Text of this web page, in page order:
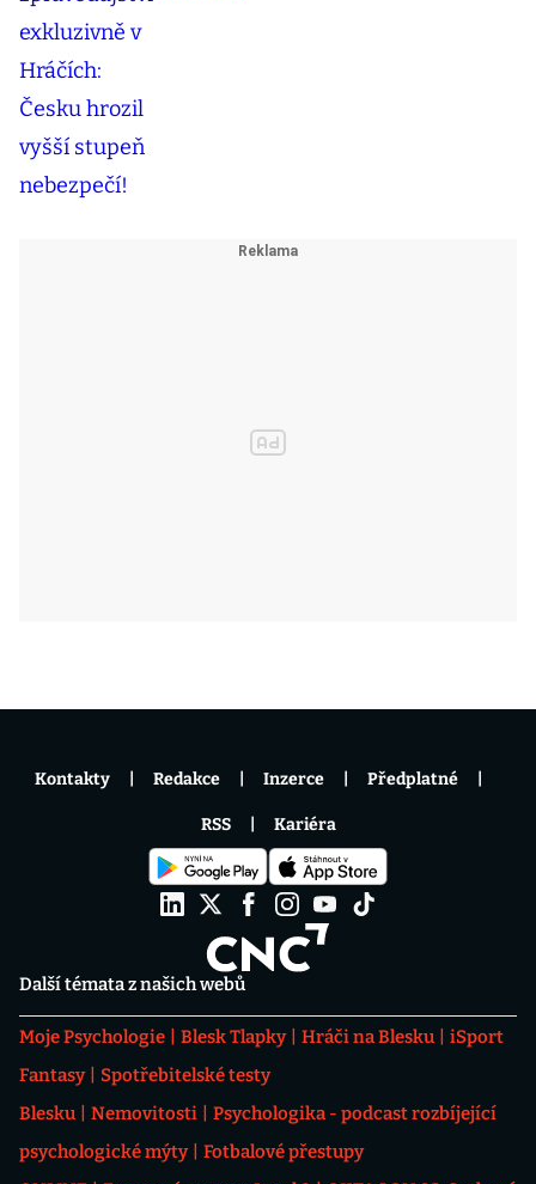
Další témata z našich webů
Moje Psychologie Blesk Tlapky Hráči na Blesku
iSport
Fantasy
Spotřebitelské testy
Blesku
Nemovitosti
Psychologika - podcast rozbíjející
psychologické mýty
Fotbalové přestupy
Kontakty Redakce Inzerce Předplatné
RSS Kariéra